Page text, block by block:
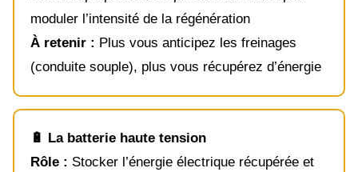
moduler l’intensité de la régénération
À retenir : Plus vous anticipez les freinages
(conduite souple), plus vous récupérez d’énergie
🔋 La batterie haute tension
Rôle : Stocker l’énergie électrique récupérée et